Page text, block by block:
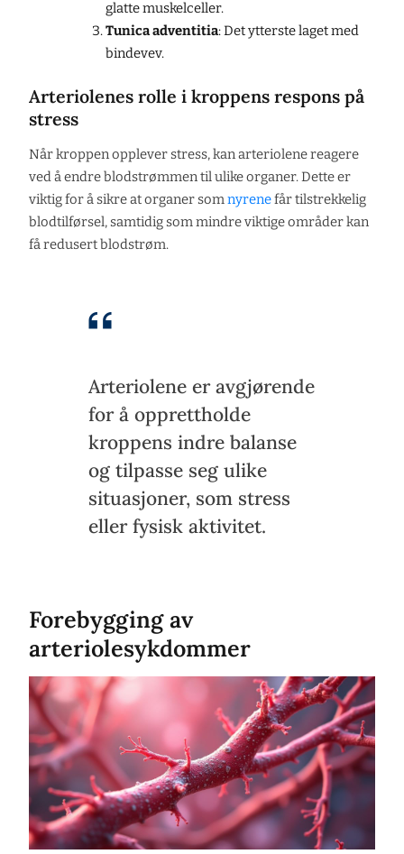
glatte muskelceller.
Tunica adventitia: Det ytterste laget med
bindevev.
Arteriolenes rolle i kroppens respons på
stress
Når kroppen opplever stress, kan arteriolene reagere
ved å endre blodstrømmen til ulike organer. Dette er
viktig for å sikre at organer somnyrenefår tilstrekkelig
blodtilførsel, samtidig som mindre viktige områder kan
få redusert blodstrøm.
Arteriolene er avgjørende
for å opprettholde
kroppens indre balanse
og tilpasse seg ulike
situasjoner, som stress
eller fysisk aktivitet.
Forebygging av
arteriolesykdommer